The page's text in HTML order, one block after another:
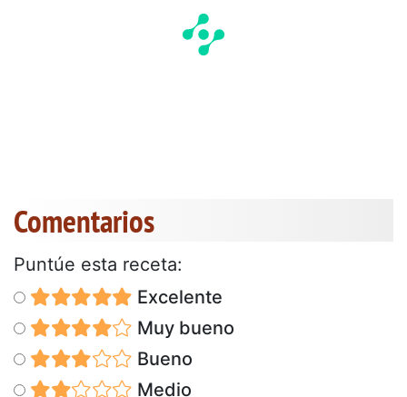
Comentarios
Puntúe esta receta:
Excelente
Muy bueno
Bueno
Medio